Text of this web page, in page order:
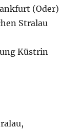
(Oder)
Stralau
Küstrin